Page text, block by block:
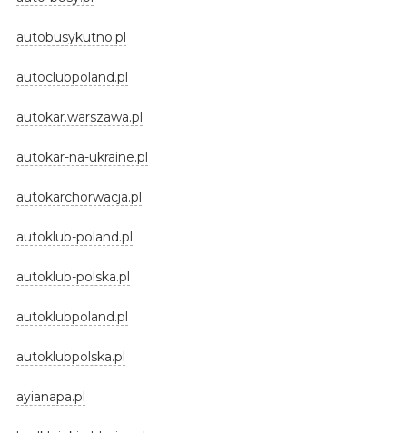
autobusykutno.pl
autoclubpoland.pl
autokar.warszawa.pl
autokar-na-ukraine.pl
autokarchorwacja.pl
autoklub-poland.pl
autoklub-polska.pl
autoklubpoland.pl
autoklubpolska.pl
ayianapa.pl